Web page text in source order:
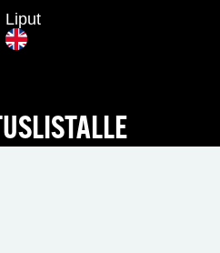
Liput